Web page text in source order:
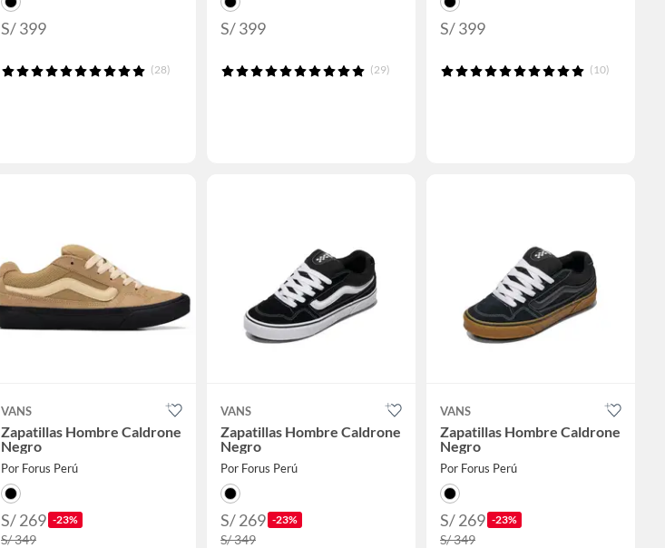
S/ 399
(28)
S/ 399
(29)
S/ 399
(10)
VANS
Zapatillas Hombre Caldrone
Negro
Por Forus Perú
S/ 269 -23%
S/ 349
VANS
Zapatillas Hombre Caldrone
Negro
Por Forus Perú
S/ 269 -23%
S/ 349
VANS
Zapatillas Hombre Caldrone
Negro
Por Forus Perú
S/ 269 -23%
S/ 349